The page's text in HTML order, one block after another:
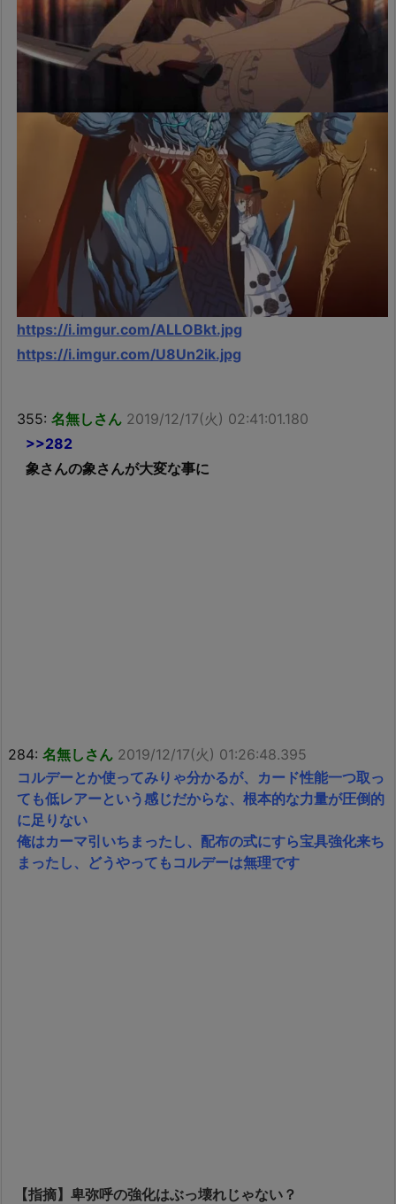
https://i.imgur.com/ALLOBkt.jpg
https://i.imgur.com/U8Un2ik.jpg
355: 名無しさん 2019/12/17(火) 02:41:01.180
>>282
象さんの象さんが大変な事に
284: 名無しさん 2019/12/17(火) 01:26:48.395
コルデーとか使ってみりゃ分かるが、カード性能一つ取っ
ても低レアーという感じだからな、根本的な力量が圧倒的
に足りない
俺はカーマ引いちまったし、配布の式にすら宝具強化来ち
まったし、どうやってもコルデーは無理です
【指摘】卑弥呼の強化はぶっ壊れじゃない？